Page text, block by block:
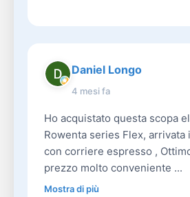
Daniel Longo
4 mesi fa
Ho acquistato questa scopa
Rowenta series Flex, arrivata
con corriere espresso ,
prezzo molto conveniente ...
Mostra di più